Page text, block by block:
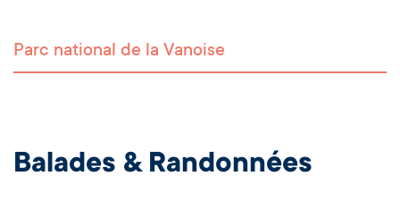
Parc national de la Vanoise
Balades & Randonnées